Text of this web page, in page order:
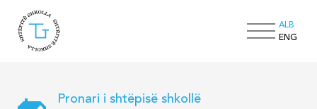
ALB
ENG
Pronari i shtëpisë shkollë